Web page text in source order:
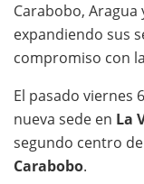
Carabobo, Aragua
expandiendo sus
compromiso con
El pasado viernes
nueva sede en La
segundo centro
Carabobo.